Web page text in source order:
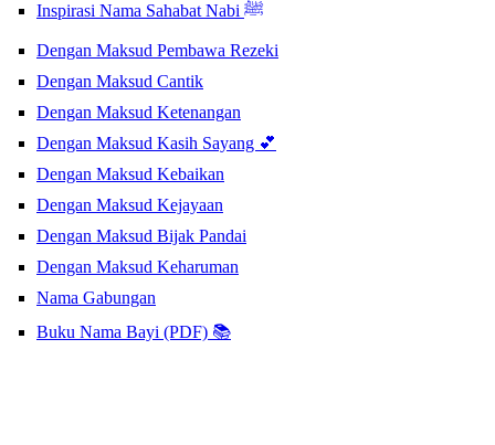
Inspirasi Nama Sahabat Nabi ﷺ
Dengan Maksud Pembawa Rezeki
Dengan Maksud Cantik
Dengan Maksud Ketenangan
Dengan Maksud Kasih Sayang 💕
Dengan Maksud Kebaikan
Dengan Maksud Kejayaan
Dengan Maksud Bijak Pandai
Dengan Maksud Keharuman
Nama Gabungan
Buku Nama Bayi (PDF) 📚